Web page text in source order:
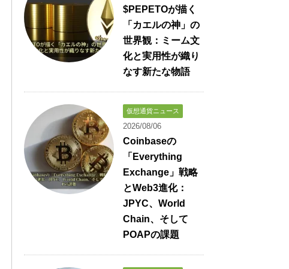
$PEPETOが描く
「カエルの神」の
世界観：ミーム文
化と実用性が織り
なす新たな物語
仮想通貨ニュース
2026/08/06
Coinbaseの
「Everything
Exchange」戦略
とWeb3進化：
JPYC、World
Chain、そして
POAPの課題